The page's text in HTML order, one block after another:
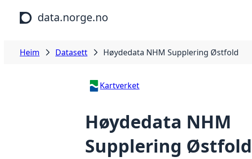
Hopp til hovudinnhald
data.norge.no
Heim Datasett Høydedata NHM Supplering Østfold
Kartverket
Høydedata NHM
Supplering Østfold